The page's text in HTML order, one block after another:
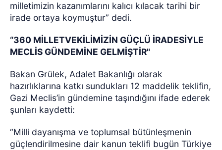
milletimizin kazanımlarını kalıcı kılacak tarihi bir
irade ortaya koymuştur” dedi.
“360 MİLLETVEKİLİMİZİN GÜÇLÜ İRADESİYLE
MECLİS GÜNDEMİNE GELMİŞTİR"
Bakan Grülek, Adalet Bakanlığı olarak
hazırlıklarına katkı sundukları 12 maddelik teklifin,
Gazi Meclis’in gündemine taşındığını ifade ederek
şunları kaydetti:
“Milli dayanışma ve toplumsal bütünleşmenin
güçlendirilmesine dair kanun teklifi bugün Türkiye